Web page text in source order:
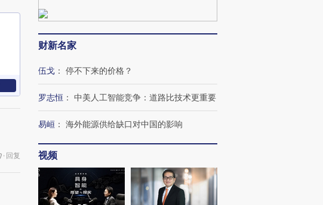
· 回复
财新名家
伍戈 ： 停不下来的价格？
罗志恒 ： 中美人工智能竞争：道路比技术更重要
易峘 ： 海外能源供给缺口对中国的影响
视频